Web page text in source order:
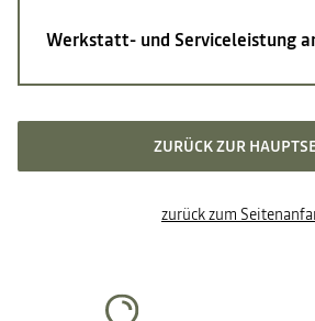
Werkstatt- und Serviceleistung
ZURÜCK ZUR
zurück zum